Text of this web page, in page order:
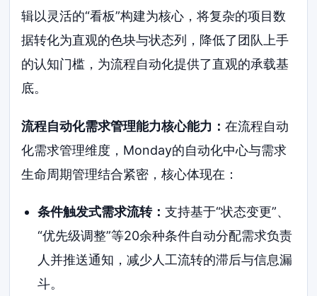
辑以灵活的“看板”构建为核心，将复杂的项目数
据转化为直观的色块与状态列，降低了团队上手
的认知门槛，为流程自动化提供了直观的承载基
底。
流程自动化需求管理能力核心能力：在流程自动
化需求管理维度，Monday的自动化中心与需求
生命周期管理结合紧密，核心体现在：
条件触发式需求流转： 支持基于“状态变更”、
“优先级调整”等20余种条件自动分配需求负责
人并推送通知，减少人工流转的滞后与信息漏
斗。